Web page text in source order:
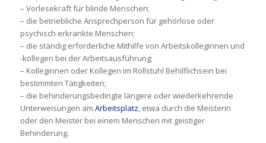
– Vorlesekraft für blinde Menschen;
– die betriebliche Ansprechperson für gehörlose oder
psychisch erkrankte Menschen;
– die ständig erforderliche Mithilfe von Arbeitskolleginnen und
-kollegen bei der Arbeitsausführung;
– Kolleginnen oder Kollegen im Rollstuhl Behilflichsein bei
bestimmten Tätigkeiten;
– die behinderungsbedingte längere oder wiederkehrende
Unterweisungen am Arbeitsplatz, etwa durch die Meisterin
oder den Meister bei einem Menschen mit geistiger
Behinderung.